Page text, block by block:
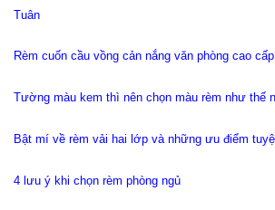
Tuân
Rèm cuốn cầu vồng cản nắng văn phòng cao
Tường màu kem thì nên chọn màu rèm như thế
Bật mí về rèm vải hai lớp và những ưu điểm
4 lưu ý khi chọn rèm phòng ngủ